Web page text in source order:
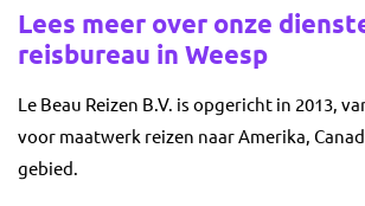
Lees meer over onze
reisbureau in Weesp
Le Beau Reizen B.V. is opgericht in 2013,
voor maatwerk reizen naar Amerika,
gebied.